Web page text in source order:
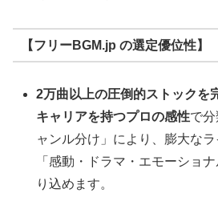
【フリーBGM.jp の選定優位性】
2万曲以上の圧倒的ストックを
キャリアを持つプロの感性で
ャンル分け」により、膨大な
「感動・ドラマ・エモーショ
り込めます。